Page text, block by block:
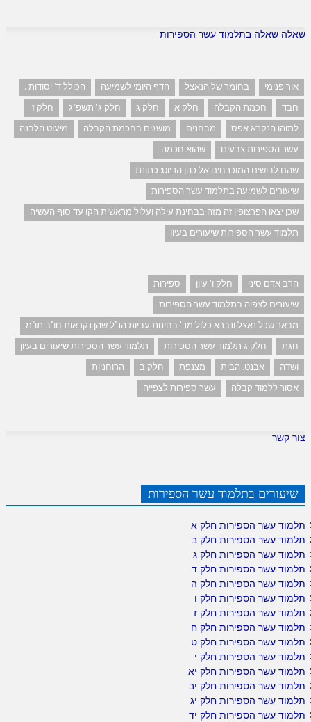
שאלה שאלה בתלמוד עשר הספירות
אור פנימי בחומר של הנאצל הדף היומי לשמיעה
הכולל ד' יסודות .
חבד
חכמת הקבלה חלק א חלק ג חלק ג' תשפ"ג
חלק ז'
לתוהו הנקרא אפס
מבחנים מושגים בחכמת הקבלה
מיעוט הלבנה
עשר הספירות צבעים
שהוא חכמה.
שהם לבושים המוכרחים אל כהן הדיוט: כתונת
שיעורים לשמיעה בתלמוד עשר הספירות
שכן יצאו הפרצופין זה מזה בבחינת עילה ועלול מראשית הקו עד סוף העשיה
תלמוד עשר הספירות שיעורים בעיון
הרב אדם סיני חלק ו' עיון
ספירות
שיעורים לצפיה בתלמוד עשר הספירות
מבאר שכל נאצל ונברא כלול מד' בחינות עביות הנ"ל שהן נקראות חו"ב תו"מ
חגת
חלק ג תלמוד עשר הספירות
תלמוד עשר הספירות שיעורים בעיון
ושדה
אבנט. הבית מצנפת חלק ב
הרוחניות
אסור ללמוד קבלה
עשר ספירות לצפייה
צור קשר
שיעורים בתלמוד עשר הספירות
תלמוד עשר הספירות חלק א
תלמוד עשר הספירות חלק ב
תלמוד עשר הספירות חלק ג
תלמוד עשר הספירות חלק ד
תלמוד עשר הספירות חלק ה
תלמוד עשר הספירות חלק ו
תלמוד עשר הספירות חלק ז
תלמוד עשר הספירות חלק ח
תלמוד עשר הספירות חלק ט
תלמוד עשר הספירות חלק י
תלמוד עשר הספירות חלק יא
תלמוד עשר הספירות חלק יב
תלמוד עשר הספירות חלק יג
תלמוד עשר הספירות חלק יד